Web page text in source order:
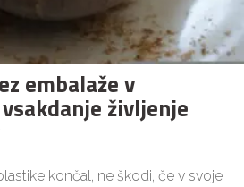
embalaže v
življenje
končal, ne škodi, če v svoje